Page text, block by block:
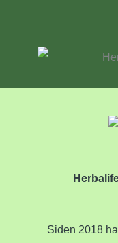
Siden 2018